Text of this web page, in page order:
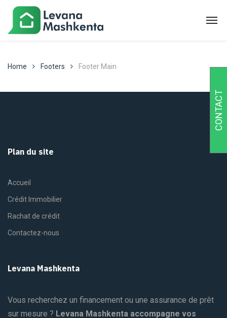
Home Footers Footer Main
Plan du site
Accueil
Crédit Immobilier
Rachat de crédit
Contactez-nous
Levana Mashkenta
Vous recherchez un financement ou une assurance de prêt
sur mesure ? Levana Mashkenta accompagne vos
CONTACT